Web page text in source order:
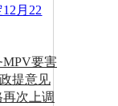
月22
MPV要害
提意见
次上调